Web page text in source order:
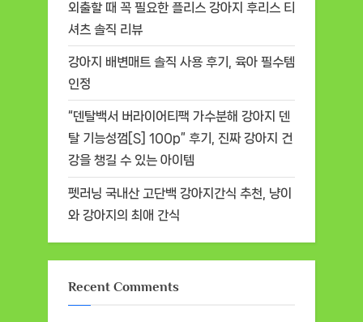
외출할 때 꼭 필요한 플리스 강아지 후리스 티
셔츠 솔직 리뷰
강아지 배변매트 솔직 사용 후기, 육아 필수템
인정
“덴탈백서 버라이어티팩 가수분해 강아지 덴
탈 기능성껌[S] 100p” 후기, 진짜 강아지 건
강을 챙길 수 있는 아이템
펫러닝 국내산 고단백 강아지간식 추천, 냥이
와 강아지의 최애 간식
Recent Comments